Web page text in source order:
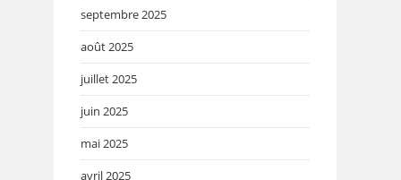
septembre 2025
août 2025
juillet 2025
juin 2025
mai 2025
avril 2025